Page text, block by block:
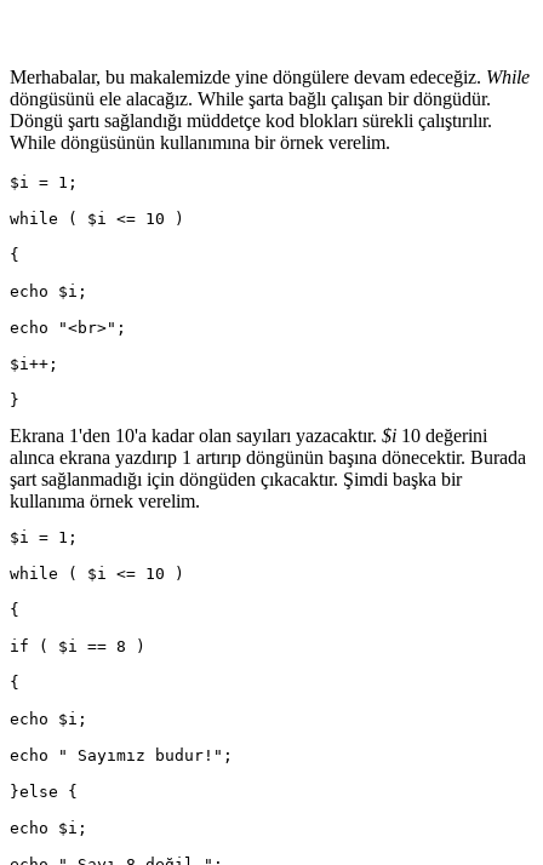
Merhabalar, bu makalemizde yine döngülere devam edeceğiz. While
döngüsünü ele alacağız. While şarta bağlı çalışan bir döngüdür.
Döngü şartı sağlandığı müddetçe kod blokları sürekli çalıştırılır.
While döngüsünün kullanımına bir örnek verelim.
$i = 1;
while ( $i <= 10 )
{
echo $i;
echo "<br>";
$i++;
}
Ekrana 1'den 10'a kadar olan sayıları yazacaktır. $i 10 değerini
alınca ekrana yazdırıp 1 artırıp döngünün başına dönecektir. Burada
şart sağlanmadığı için döngüden çıkacaktır. Şimdi başka bir
kullanıma örnek verelim.
$i = 1;
while ( $i <= 10 )
{
if ( $i == 8 )
{
echo $i;
echo " Sayımız budur!";
}else {
echo $i;